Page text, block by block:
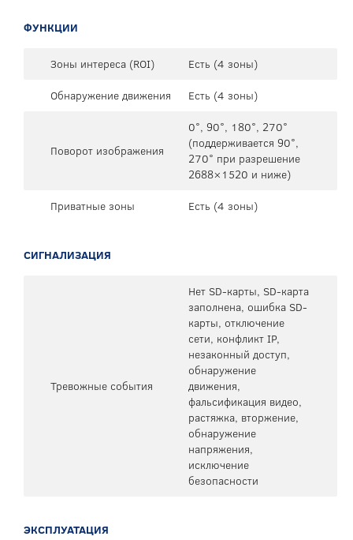
ФУНКЦИИ
Зоны интереса (ROI)
Есть (4 зоны)
Обнаружение движения
Есть (4 зоны)
Поворот изображения
0°, 90°, 180°, 270°
(поддерживается 90°,
270° при разрешение
2688×1520 и ниже)
Приватные зоны
Есть (4 зоны)
СИГНАЛИЗАЦИЯ
Тревожные события
Нет SD-карты, SD-карта
заполнена, ошибка SD-
карты, отключение
сети, конфликт IP,
незаконный доступ,
обнаружение
движения,
фальсификация видео,
растяжка, вторжение,
обнаружение
напряжения,
исключение
безопасности
ЭКСПЛУАТАЦИЯ